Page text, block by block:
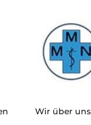
Wir über uns